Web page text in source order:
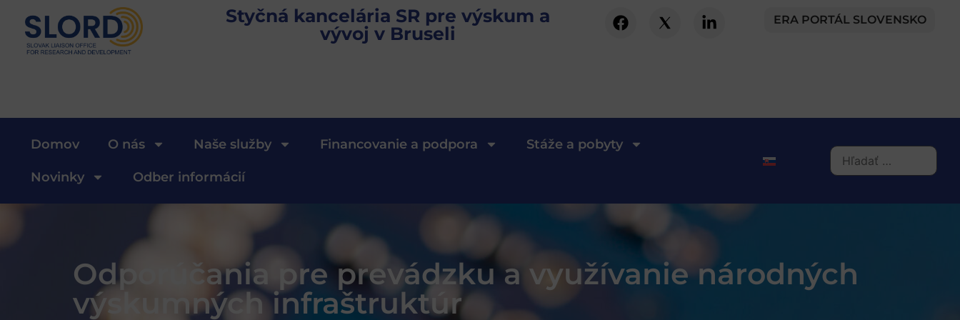
Styčná kancelária SR pre výskum a
vývoj v Bruseli
ERA PORTÁL SLOVENSKO
Domov O nás Naše služby Financovanie a podpora Stáže a pobyty
Novinky Odber informácií
Odporúčania pre prevádzku a využívanie národných
výskumných infraštruktúr